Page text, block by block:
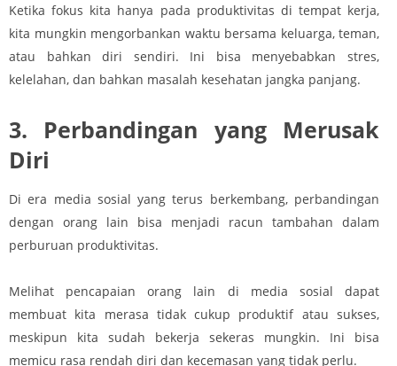
Ketika fokus kita hanya pada produktivitas di tempat kerja,
kita mungkin mengorbankan waktu bersama keluarga, teman,
atau bahkan diri sendiri. Ini bisa menyebabkan stres,
kelelahan, dan bahkan masalah kesehatan jangka panjang.
3. Perbandingan yang Merusak
Diri
Di era media sosial yang terus berkembang, perbandingan
dengan orang lain bisa menjadi racun tambahan dalam
perburuan produktivitas.
Melihat pencapaian orang lain di media sosial dapat
membuat kita merasa tidak cukup produktif atau sukses,
meskipun kita sudah bekerja sekeras mungkin. Ini bisa
memicu rasa rendah diri dan kecemasan yang tidak perlu.